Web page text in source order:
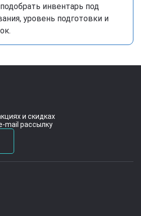
инвентарь под
уровень подготовки и
и скидках
mail рассылку